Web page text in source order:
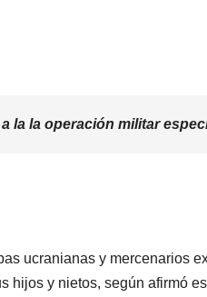
la la operación militar
ucranianas y mercenarios
hijos y nietos, según afirmó